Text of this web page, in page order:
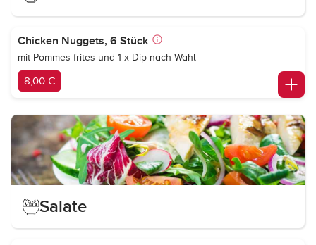
Chicken Nuggets, 6 Stück
mit Pommes frites und 1 x Dip nach Wahl
8,00 €
Salate